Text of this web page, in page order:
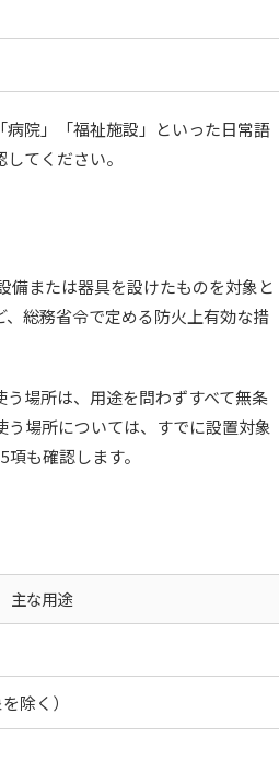
院」「福祉施設」といった日常語
てください。
備または器具を設けたものを対象と
総務省令で定める防火上有効な措
場所は、用途を問わずすべて無条
場所については、すでに設置対象
も確認します。
主な用途
除く）